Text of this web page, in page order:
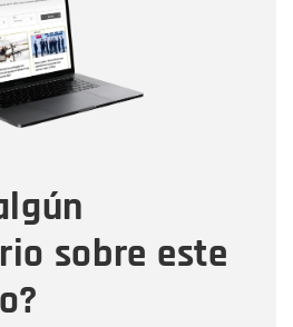
sobre este